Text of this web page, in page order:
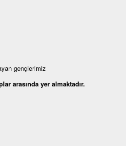
gençlerimiz
arasında yer almaktadır.